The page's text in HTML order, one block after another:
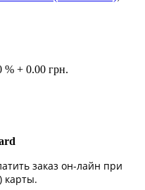
% + 0.00 грн.
заказ он-лайн при
карты.